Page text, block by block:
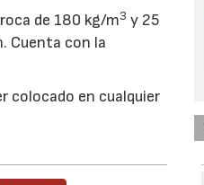
de 180 kg/m3 y 25
Cuenta con la
colocado en cualquier